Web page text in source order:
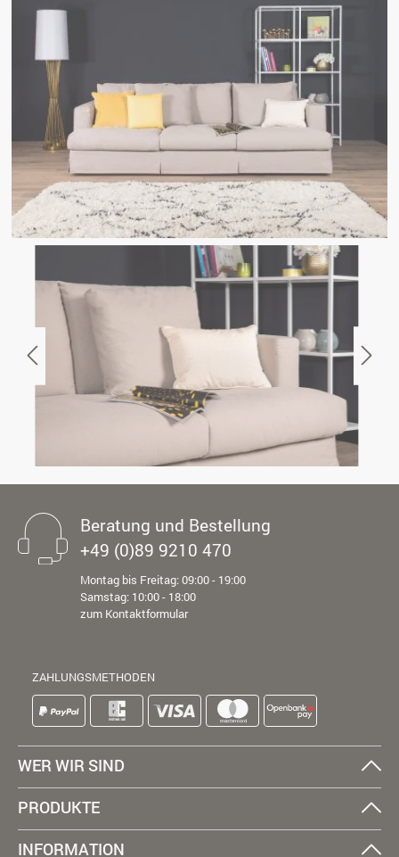
Beratung und Bestellung
+49 (0)89 9210 470
Montag bis Freitag: 09:00 - 19:00
Samstag: 10:00 - 18:00
zum Kontaktformular
ZAHLUNGSMETHODEN
WER WIR SIND
PRODUKTE
INFORMATION